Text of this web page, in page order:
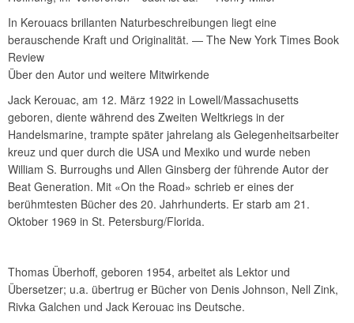
In Kerouacs brillanten Naturbeschreibungen liegt eine
berauschende Kraft und Originalität. ― The New York Times Book
Review
Über den Autor und weitere Mitwirkende
Jack Kerouac, am 12. März 1922 in Lowell/Massachusetts
geboren, diente während des Zweiten Weltkriegs in der
Handelsmarine, trampte später jahrelang als Gelegenheitsarbeiter
kreuz und quer durch die USA und Mexiko und wurde neben
William S. Burroughs und Allen Ginsberg der führende Autor der
Beat Generation. Mit «On the Road» schrieb er eines der
berühmtesten Bücher des 20. Jahrhunderts. Er starb am 21.
Oktober 1969 in St. Petersburg/Florida.
Thomas Überhoff, geboren 1954, arbeitet als Lektor und
Übersetzer; u.a. übertrug er Bücher von Denis Johnson, Nell Zink,
Rivka Galchen und Jack Kerouac ins Deutsche.